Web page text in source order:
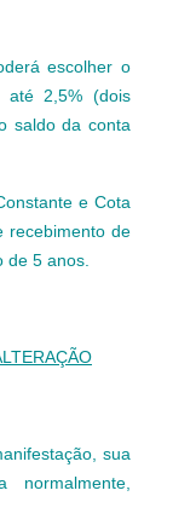
escolher o
até 2,5% (dois
saldo da conta
e Cota
recebimento de
5 anos.
sua